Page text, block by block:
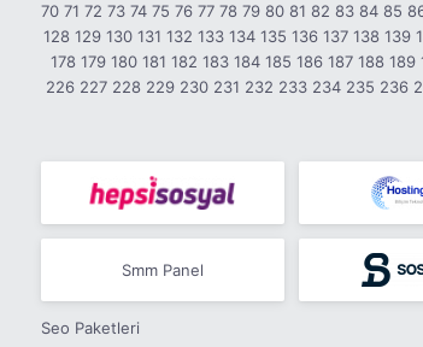
70 71 72 73 74 75 76 77 78 79 80 81 82 83 84 85
128 129 130 131 132 133 134 135 136 137 138 139
178 179 180 181 182 183 184 185 186 187 188 189
226 227 228 229 230 231 232 233 234 235 236
Smm Panel
Seo Paketleri